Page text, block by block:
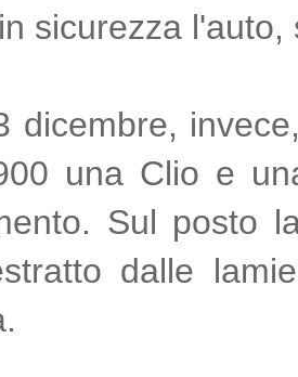
sicurezza
dicembre,
una Clio e
Sul posto
dalle